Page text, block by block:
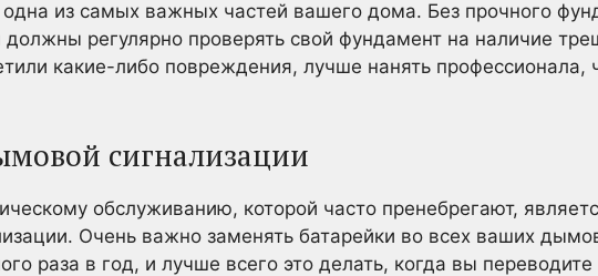
из самых важных частей вашего дома. Без прочного
регулярно проверять свой фундамент на наличие
какие-либо повреждения, лучше нанять профессионала,
сигнализации
обслуживанию, которой часто пренебрегают,
Очень важно заменять батарейки во всех ваших
раза в год, и лучше всего это делать, когда вы